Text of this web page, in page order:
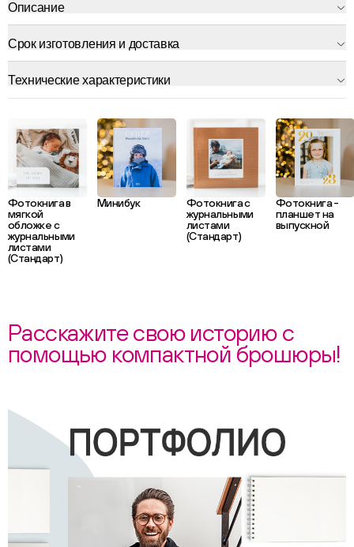
Описание
Срок изготовления и доставка
Технические характеристики
Фотокнига в
мягкой
обложке с
журнальными
листами
(Стандарт)
Минибук
Фотокнига с
журнальными
листами
(Стандарт)
Фотокнига -
планшет на
выпускной
Расскажите свою историю с
помощью компактной брошюры!